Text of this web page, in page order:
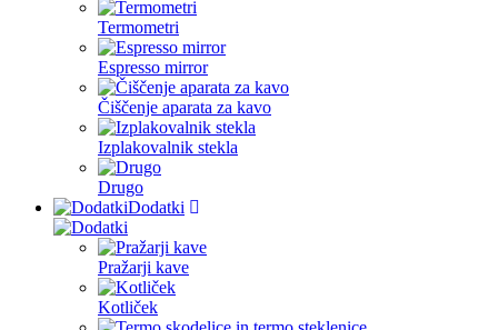
Termometri
Espresso mirror
Čiščenje aparata za kavo
Izplakovalnik stekla
Drugo
Dodatki
Pražarji kave
Kotliček